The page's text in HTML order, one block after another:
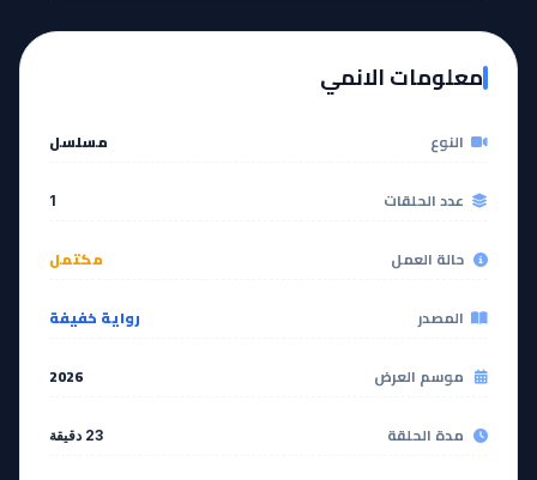
معلومات الانمي
النوع مسلسل
عدد الحلقات 1
حالة العمل مكتمل
المصدر رواية خفيفة
موسم العرض 2026
مدة الحلقة 23 دقيقة